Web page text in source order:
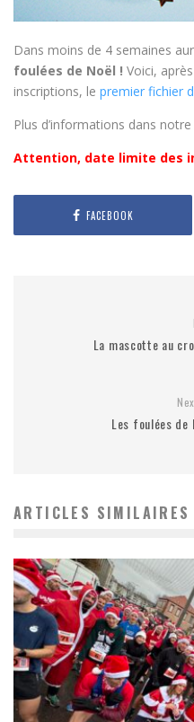
Dans moins de 4 semaines
foulées de Noël ! Voici,
inscriptions, le premier fichier
Plus d’informations dans
Attention, date limite des
FACEBOOK
La mascotte au
Les foulées de
ARTICLES SIMILAIRES